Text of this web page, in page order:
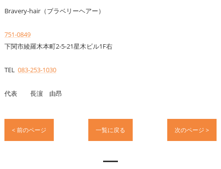
Bravery-hair（ブラベリーヘアー）
751-0849
下関市綾羅木本町2-5-21星木ビル1F右
TEL 083-253-1030
代表 長濵 由昂
< 前のページ 一覧に戻る 次のページ >